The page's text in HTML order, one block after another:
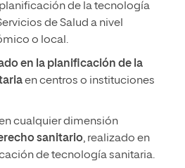
de la tecnología
de Salud a nivel
o local.
en la planificación de la
en centros o instituciones
cualquier dimensión
sanitario, realizado en
de tecnología sanitaria.